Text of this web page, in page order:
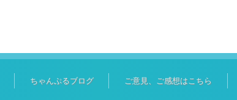
ちゃんぷるブログ ご意見、ご感想はこちら